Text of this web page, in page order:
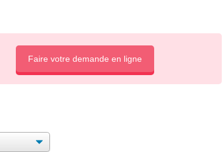
Faire votre demande en ligne